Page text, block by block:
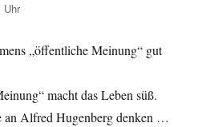
Uhr
„öffentliche Meinung“ gut
macht das Leben süß.
an Alfred Hugenberg denken …